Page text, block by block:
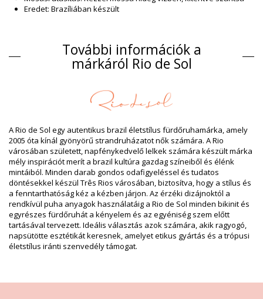
Eredet: Brazíliában készült
Kompozíció
Kompozíció: 84% Biodegradable Nylon (AMNI SOUL ECO), 16%
Spandex (LYCRA) - OEKO-TEX - Chlorine Resistant
Spandex (LYCRA) - OEKO-TEX - Chlorine Resistant
UV-védelem: UPF 50+
Termék információ
Osztály: Nő, Egyrészes fürdőruhák
Csomag tartalma: 1 x Egyrészes fürdőruhák (Egyéb
felszereléseket nem tartalmaz)
HS CODE: 6112.41.0010
SKU: 1981127080
EAN: XS (7899810461827), S (7899810461834), M (7899810461841),
L (7899810461858), XL (7899810461865)
Súly: 115g / 0.25lb / 4.06oz
Retusált képek
Mosási & ápolási utasítások
Ápolási utasítások a: Rio de Sol Shimmer-Shark Hype-
meg kell tanulnia annak helyes ápolását. A jó minőségű anyag
További információk a
márkáról Rio de Sol
A Rio de Sol egy autentikus brazil életstílus fürdőruhamárka, amely
2005 óta kínál gyönyörű strandruházatot nők számára. A Rio
városában született, napfénykedvelő lelkek számára készült márka
mély inspirációt merít a brazil kultúra gazdag színeiből és élénk
mintáiból. Minden darab gondos odafigyeléssel és tudatos
döntésekkel készül Três Rios városában, biztosítva, hogy a stílus és
a fenntarthatóság kéz a kézben járjon. Az érzéki dizájnoktól a
rendkívül puha anyagok használatáig a Rio de Sol minden bikinit és
egyrészes fürdőruhát a kényelem és az egyéniség szem előtt
tartásával tervezett. Ideális választás azok számára, akik ragyogó,
napsütötte esztétikát keresnek, amelyet etikus gyártás és a trópusi
életstílus iránti szenvedély támogat.